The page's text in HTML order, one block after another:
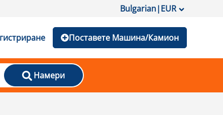
Bulgarian|EUR
Поставете Машина/Камион
Намери